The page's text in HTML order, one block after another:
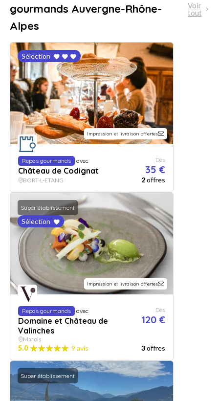
gourmands Auvergne-Rhône-
Alpes
Voir
tout
Sélection
Impression et livraison offertes
Repas gourmands avec
Château de Codignat
Dès
35 €
BORT-L-ETANG 2offres
Super établissement
Sélection
Impression et livraison offertes
Repas gourmands avec
Domaine et Château de
Valinches
Dès
120 €
Marols
5.0 9 avis 3offres
Super établissement